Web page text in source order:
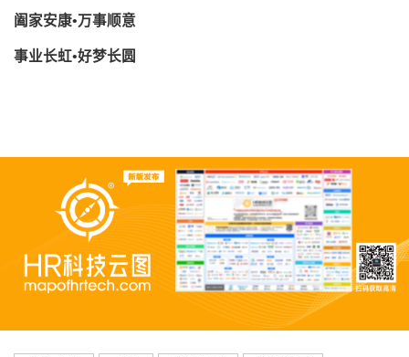
阖家安康•万事顺意
事业长虹•好梦长圆